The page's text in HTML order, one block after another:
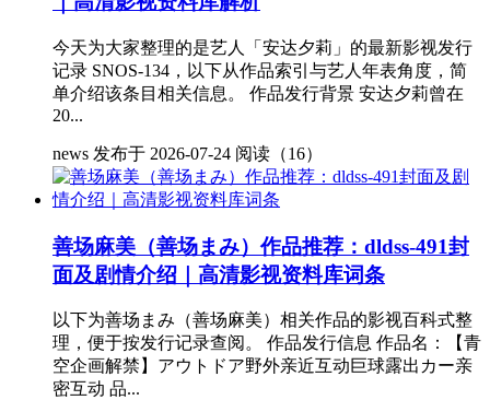
今天为大家整理的是艺人「安达夕莉」的最新影视发行
记录 SNOS-134，以下从作品索引与艺人年表角度，简
单介绍该条目相关信息。 作品发行背景 安达夕莉曾在
20...
news 发布于 2026-07-24 阅读（16）
善场麻美（善场まみ）作品推荐：dldss-491封
面及剧情介绍｜高清影视资料库词条
以下为善场まみ（善场麻美）相关作品的影视百科式整
理，便于按发行记录查阅。 作品发行信息 作品名：【青
空企画解禁】アウトドア野外亲近互动巨球露出カー亲
密互动 品...